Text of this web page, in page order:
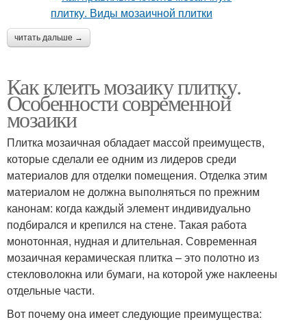
читать дальше →
Как клеить мозаику плитку.
Особенности современной
мозаики
Плитка мозаичная обладает массой преимуществ,
которые сделали ее одним из лидеров среди
материалов для отделки помещения. Отделка этим
материалом не должна выполняться по прежним
канонам: когда каждый элемент индивидуально
подбирался и крепился на стене. Такая работа
монотонная, нудная и длительная. Современная
мозаичная керамическая плитка – это полотно из
стекловолокна или бумаги, на которой уже наклеены
отдельные части.
Вот почему она имеет следующие преимущества: